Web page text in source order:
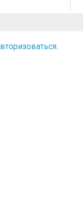
.